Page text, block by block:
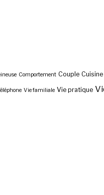
Comportement Couple Cuisine
Vie familiale Vie pratique